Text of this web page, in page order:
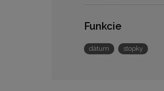
Funkcie
dátum stopky